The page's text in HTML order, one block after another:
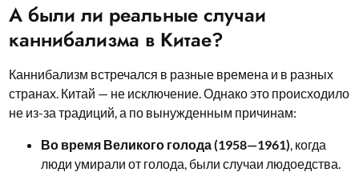
А были ли реальные случаи
каннибализма в Китае?
Каннибализм встречался в разные времена и в разных
странах. Китай — не исключение. Однако это происходило
не из-за традиций, а по вынужденным причинам:
Во время Великого голода (1958—1961), когда
люди умирали от голода, были случаи людоедства.